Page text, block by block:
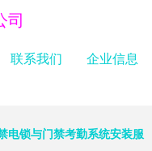
司
联系我们 企业信息
电锁与门禁考勤系统安装服